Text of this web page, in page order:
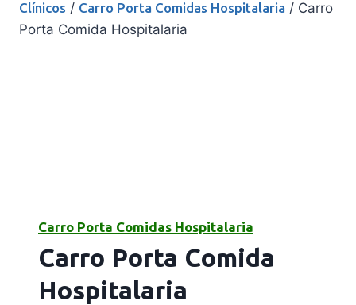
Clínicos / Carro Porta Comidas Hospitalaria / Carro
Porta Comida Hospitalaria
Carro Porta Comidas Hospitalaria
Carro Porta Comida
Hospitalaria